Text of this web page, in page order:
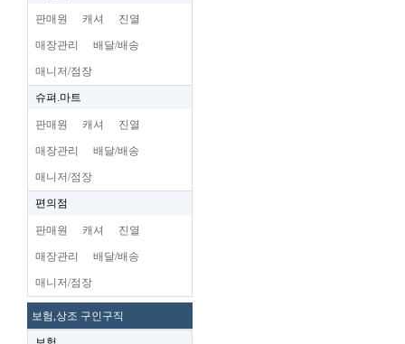
판매원 캐셔 진열
매장관리 배달/배송
매니저/점장
슈펴.마트
판매원 캐셔 진열
매장관리 배달/배송
매니저/점장
편의점
판매원 캐셔 진열
매장관리 배달/배송
매니저/점장
보험,상조 구인구직